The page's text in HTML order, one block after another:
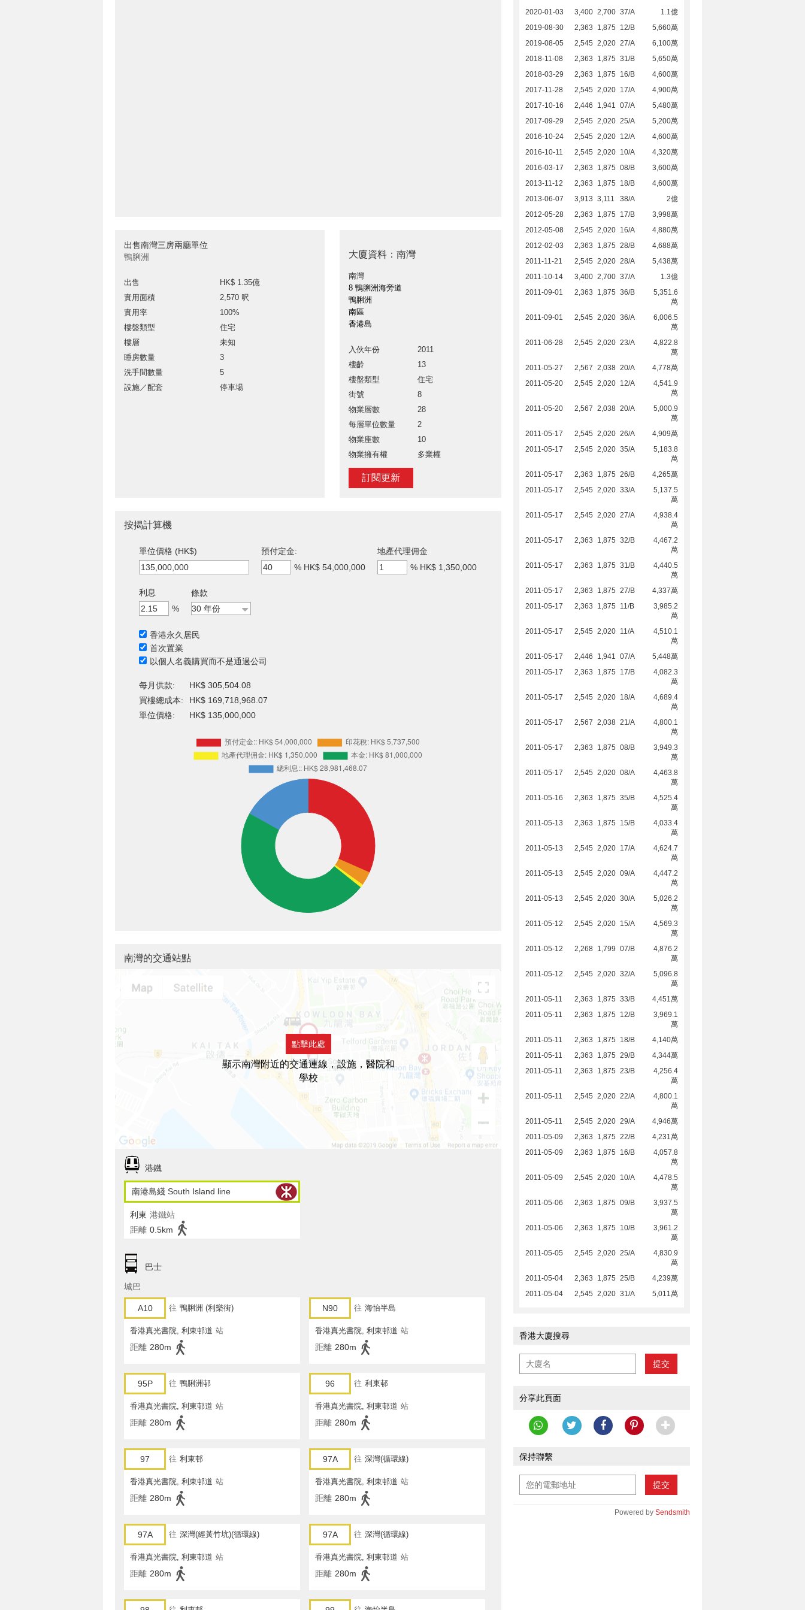
出售南灣三房兩廳單位
鴨脷洲
出售
HK$ 1.35億
實用面積
2,570 呎
實用率
100%
樓盤類型
住宅
樓層
未知
睡房數量
3
洗手間數量
5
設施／配套
停車場
大廈資料：南灣
南灣
8 鴨脷洲海旁道
鴨脷洲
南區
香港島
入伙年份
2011
樓齡
13
樓盤類型
住宅
街號
8
物業層數
28
每層單位數量
2
物業座數
10
物業擁有權
多業權
訂閱更新
2020-01-03
3,400 2,700 37/A
1.1億
2019-08-30
2,363 1,875 12/B
5,660萬
2019-08-05
2,545 2,020 27/A
6,100萬
2018-11-08
2,363 1,875 31/B
5,650萬
2018-03-29
2,363 1,875 16/B
4,600萬
2017-11-28
2,545 2,020 17/A
4,900萬
2017-10-16
2,446 1,941 07/A
5,480萬
2017-09-29
2,545 2,020 25/A
5,200萬
2016-10-24
2,545 2,020 12/A
4,600萬
2016-10-11
2,545 2,020 10/A
4,320萬
2016-03-17
2,363 1,875 08/B
3,600萬
2013-11-12
2,363 1,875 18/B
4,600萬
2013-06-07
3,913 3,111 38/A
2億
2012-05-28
2,363 1,875 17/B
3,998萬
2012-05-08
2,545 2,020 16/A
4,880萬
2012-02-03
2,363 1,875 28/B
4,688萬
2011-11-21
2,545 2,020 28/A
5,438萬
2011-10-14
3,400 2,700 37/A
1.3億
2011-09-01
2,363 1,875 36/B
5,351.6
萬
2011-09-01
2,545 2,020 36/A
6,006.5
萬
2011-06-28
2,545 2,020 23/A
4,822.8
萬
2011-05-27
2,567 2,038 20/A
4,778萬
2011-05-20
2,545 2,020 12/A
4,541.9
萬
2011-05-20
2,567 2,038 20/A
5,000.9
萬
2011-05-17
2,545 2,020 26/A
4,909萬
2011-05-17
2,545 2,020 35/A
5,183.8
萬
2011-05-17
2,363 1,875 26/B
4,265萬
2011-05-17
2,545 2,020 33/A
5,137.5
萬
2011-05-17
2,545 2,020 27/A
4,938.4
萬
2011-05-17
2,363 1,875 32/B
4,467.2
萬
2011-05-17
2,363 1,875 31/B
4,440.5
萬
2011-05-17
2,363 1,875 27/B
4,337萬
2011-05-17
2,363 1,875 11/B
3,985.2
萬
2011-05-17
2,545 2,020 11/A
4,510.1
萬
2011-05-17
2,446 1,941 07/A
5,448萬
2011-05-17
2,363 1,875 17/B
4,082.3
萬
2011-05-17
2,545 2,020 18/A
4,689.4
萬
2011-05-17
2,567 2,038 21/A
4,800.1
萬
2011-05-17
2,363 1,875 08/B
3,949.3
萬
2011-05-17
2,545 2,020 08/A
4,463.8
萬
2011-05-16
2,363 1,875 35/B
4,525.4
萬
2011-05-13
2,363 1,875 15/B
4,033.4
萬
2011-05-13
2,545 2,020 17/A
4,624.7
萬
2011-05-13
2,545 2,020 09/A
4,447.2
萬
2011-05-13
2,545 2,020 30/A
5,026.2
萬
2011-05-12
2,545 2,020 15/A
4,569.3
萬
2011-05-12
2,268 1,799 07/B
4,876.2
萬
2011-05-12
2,545 2,020 32/A
5,096.8
萬
2011-05-11
2,363 1,875 33/B
4,451萬
2011-05-11
2,363 1,875 12/B
3,969.1
萬
2011-05-11
2,363 1,875 18/B
4,140萬
2011-05-11
2,363 1,875 29/B
4,344萬
2011-05-11
2,363 1,875 23/B
4,256.4
萬
2011-05-11
2,545 2,020 22/A
4,800.1
萬
2011-05-11
2,545 2,020 29/A
4,946萬
2011-05-09
2,363 1,875 22/B
4,231萬
2011-05-09
2,363 1,875 16/B
4,057.8
萬
2011-05-09
2,545 2,020 10/A
4,478.5
萬
2011-05-06
2,363 1,875 09/B
3,937.5
萬
2011-05-06
2,363 1,875 10/B
3,961.2
萬
2011-05-05
2,545 2,020 25/A
4,830.9
萬
2011-05-04
2,363 1,875 25/B
4,239萬
2011-05-04
2,545 2,020 31/A 5,011萬
香港大廈搜尋
提交
分享此頁面
保持聯繫
提交
Powered by Sendsmith
按揭計算機
單位價格 (HK$)
預付定金:
% HK$ 54,000,000
地產代理佣金
% HK$ 1,350,000
利息
%
條款
香港永久居民
首次置業
以個人名義購買而不是通過公司
每月供款:
HK$ 305,504.08
買樓總成本:
HK$ 169,718,968.07
單位價格:
HK$ 135,000,000
南灣的交通站點
點擊此處
顯示南灣附近的交通連線，設施，醫院和
學校
港鐵
南港島綫 South Island line
利東 港鐵站
距離 0.5km
巴士
城巴
A10 往 鴨脷洲 (利樂街)
香港真光書院, 利東邨道 站
距離 280m
N90 往 海怡半島
香港真光書院, 利東邨道 站
距離 280m
95P 往 鴨脷洲邨
香港真光書院, 利東邨道 站
距離 280m
96 往 利東邨
香港真光書院, 利東邨道 站
距離 280m
97 往 利東邨
香港真光書院, 利東邨道 站
距離 280m
97A 往 深灣(循環線)
香港真光書院, 利東邨道 站
距離 280m
97A 往 深灣(經黃竹坑)(循環線)
香港真光書院, 利東邨道 站
距離 280m
97A 往 深灣(循環線)
香港真光書院, 利東邨道 站
距離 280m